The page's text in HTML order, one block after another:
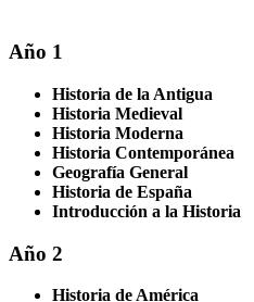
Año 1
Historia de la Antigua
Historia Medieval
Historia Moderna
Historia Contemporánea
Geografía General
Historia de España
Introducción a la Historia
Año 2
Historia de América